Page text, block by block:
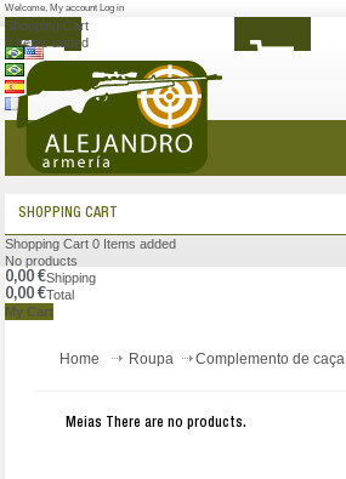
Welcome, My account Log in
Shopping Cart
0 Items added
MENU
SHOPPING CART
Shopping Cart 0 Items added
No products
0,00 €Shipping
0,00 €Total
My Cart
Home Roupa Complemento de caça
Meias There are no products.